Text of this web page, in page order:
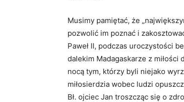
Musimy pamiętać, że
pozwolić im poznać i
Paweł II, podczas uroczystości
dalekim Madagaskarze z miłości
nocą tym, którzy byli niejako
miłosierdzia wobec ludzi
Bł. ojciec Jan troszcząc się o